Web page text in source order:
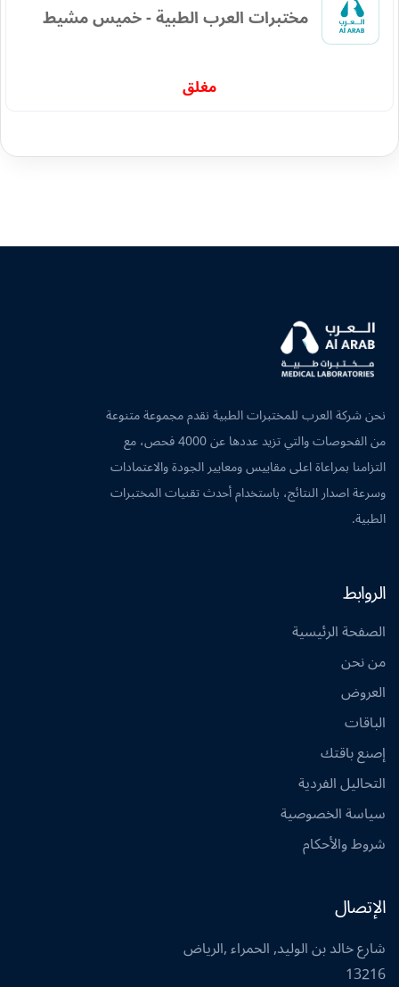
مختبرات العرب الطبية - خميس مشيط
مغلق
نحن شركة العرب للمختبرات الطبية نقدم مجموعة متنوعة
من الفحوصات والتي تزيد عددها عن 4000 فحص، مع
التزامنا بمراعاة اعلى مقاييس ومعايير الجودة والاعتمادات
وسرعة اصدار النتائج، باستخدام أحدث تقنيات المختبرات
الطبية.
الروابط
الصفحة الرئيسية
من نحن
العروض
الباقات
إصنع باقتك
التحاليل الفردية
سياسة الخصوصية
شروط والأحكام
الإتصال
شارع خالد بن الوليد, الحمراء ,الرياض
13216